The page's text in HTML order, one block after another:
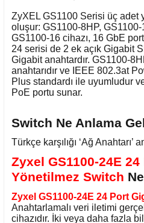
ZyXEL GS1100 Serisi üç adet
oluşur: GS1100-8HP,
GS1100-16 cihazı, 16 GbE
24 serisi de 2 ek açık Gigabit
Gigabit anahtardır. GS1100-
anahtarıdır ve IEEE 802.3at
Plus standardı ile uyumludur
PoE portu sunar.
Switch Ne Anlama
Türkçe karşılığı ‘Ağ Anahtarı’
Zyxel GS1100-24E
Yönetilmez Switch
Zyxel GS1100-24E 24 Port
Anahtarlamalı veri iletimi
cihazıdır. İki veya daha fazla